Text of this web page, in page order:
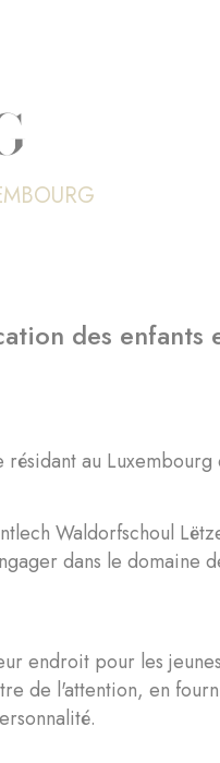
des enfants
au Luxembourg
Waldorfschoul
dans le
endroit pour les
de l'attention, en